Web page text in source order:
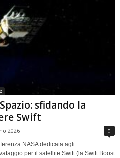
sfidando la
Swift
2026 0
NASA dedicata agli
per il satellite Swift (la Swift Boost